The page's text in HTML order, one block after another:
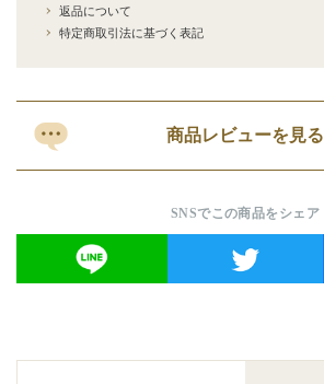
返品について
特定商取引法に基づく表記
商品レビューを見る
SNSでこの商品をシェア